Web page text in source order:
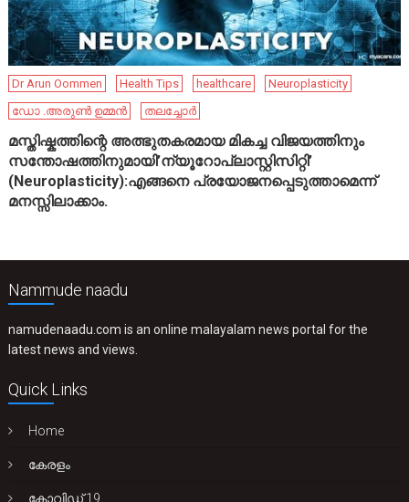
Dr Arun Oommen Health Tips healthcare
Neuroplasticity
ഡോ .അരുൺ ഉമ്മൻ
തലച്ചോർ
മസ്തിഷ്കത്തിന്റെ അത്ഭുതകരമായ മികച്ച വിജയത്തിനും
സന്തോഷത്തിനുമായി’ന്യൂറോപ്ലാസ്റ്റിസിറ്റി’
(Neuroplasticity):എങ്ങനെ പ്രയോജനപ്പെടുത്താമെന്ന്
മനസ്സിലാക്കാം.
Nammude naadu
namudenaadu.com is an online malayalam news portal for the
latest news and views.
Quick Links
Home
കേരളം
കോവിഡ് 19